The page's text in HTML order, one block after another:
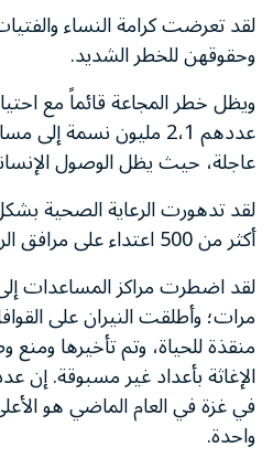
لقد تعرضت كرامة النساء
وحقوقهن للخطر الشديد.
ويظل خطر المجاعة قائماً مع
عددهم 2،1 مليون نسمة
عاجلة، حيث يظل الوصول
لقد تدهورت الرعاية الصحية
أكثر من 500 اعتداء على مرافق الرعاية الصحية في غزة.
لقد اضطرت مراكز المساعدات إلى
مرات؛ وأطلقت النيران على
منقذة للحياة، وتم تأخيرها
الإغاثة بأعداد غير مسبوقة. إن
في غزة في العام الماضي هو
واحدة.